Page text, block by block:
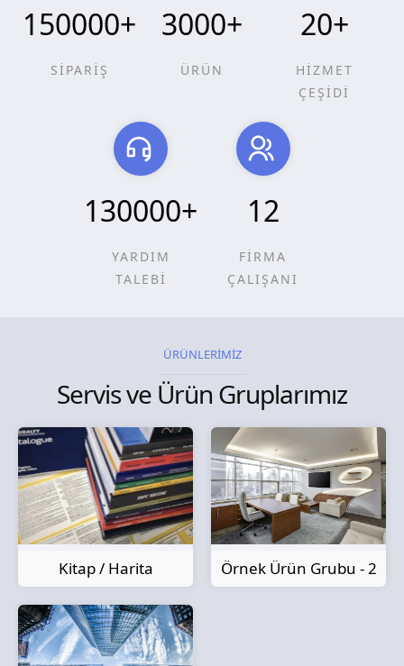
150000+
SİPARİŞ
3000+
ÜRÜN
20+
HİZMET
ÇEŞİDİ
130000+
YARDIM
TALEBİ
12
FİRMA
ÇALIŞANI
ÜRÜNLERİMİZ
Servis ve Ürün Gruplarımız
Kitap / Harita Örnek Ürün Grubu - 2